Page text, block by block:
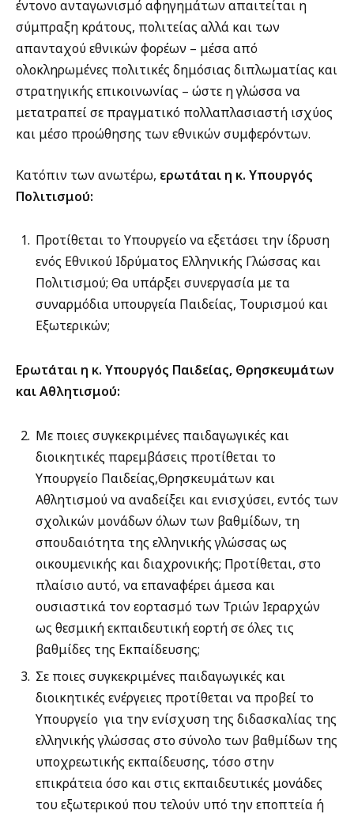
έντονο ανταγωνισμό αφηγημάτων απαιτείται η
σύμπραξη κράτους, πολιτείας αλλά και των
απανταχού εθνικών φορέων – μέσα από
ολοκληρωμένες πολιτικές δημόσιας διπλωματίας και
στρατηγικής επικοινωνίας – ώστε η γλώσσα να
μετατραπεί σε πραγματικό πολλαπλασιαστή ισχύος
και μέσο προώθησης των εθνικών συμφερόντων.
Κατόπιν των ανωτέρω, ερωτάται η κ. Υπουργός
Πολιτισμού:
Προτίθεται το Υπουργείο να εξετάσει την ίδρυση
ενός Εθνικού Ιδρύματος Ελληνικής Γλώσσας και
Πολιτισμού; Θα υπάρξει συνεργασία με τα
συναρμόδια υπουργεία Παιδείας, Τουρισμού και
Εξωτερικών;
Ερωτάται η κ. Υπουργός Παιδείας, Θρησκευμάτων
και Αθλητισμού:
Με ποιες συγκεκριμένες παιδαγωγικές και
διοικητικές παρεμβάσεις προτίθεται το
Υπουργείο Παιδείας,Θρησκευμάτων και
Αθλητισμού να αναδείξει και ενισχύσει, εντός των
σχολικών μονάδων όλων των βαθμίδων, τη
σπουδαιότητα της ελληνικής γλώσσας ως
οικουμενικής και διαχρονικής; Προτίθεται, στο
πλαίσιο αυτό, να επαναφέρει άμεσα και
ουσιαστικά τον εορτασμό των Τριών Ιεραρχών
ως θεσμική εκπαιδευτική εορτή σε όλες τις
βαθμίδες της Εκπαίδευσης;
Σε ποιες συγκεκριμένες παιδαγωγικές και
διοικητικές ενέργειες προτίθεται να προβεί το
Υπουργείο για την ενίσχυση της διδασκαλίας της
ελληνικής γλώσσας στο σύνολο των βαθμίδων της
υποχρεωτικής εκπαίδευσης, τόσο στην
επικράτεια όσο και στις εκπαιδευτικές μονάδες
του εξωτερικού που τελούν υπό την εποπτεία ή